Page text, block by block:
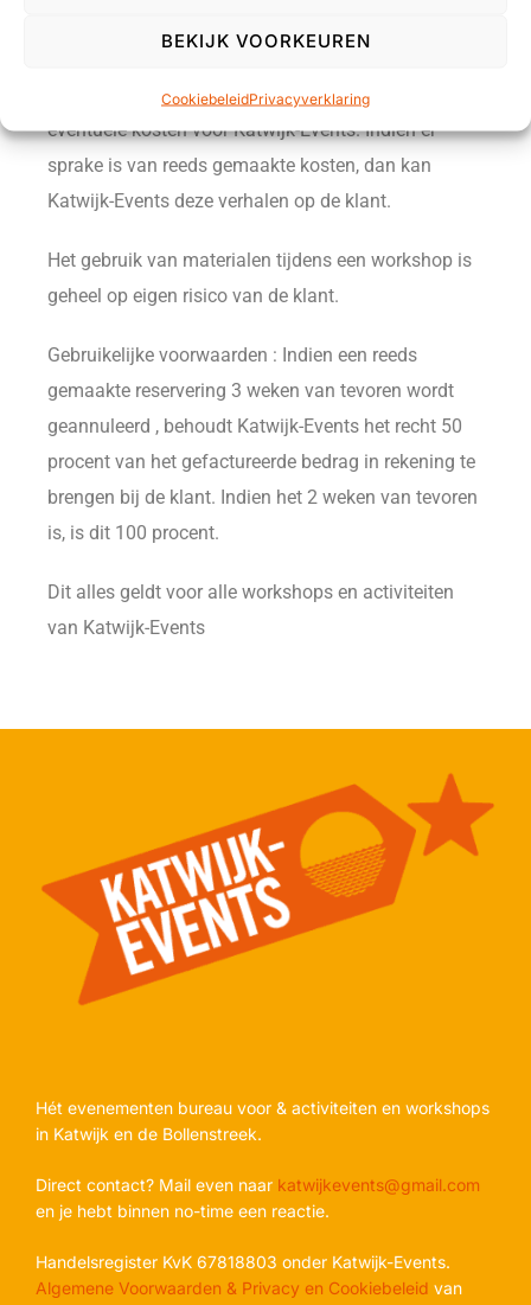
BEKIJK VOORKEUREN
CookiebeleidPrivacyverklaring
het recht de boeking ongedaan te maken zonder
eventuele kosten voor Katwijk-Events. Indien er
sprake is van reeds gemaakte kosten, dan kan
Katwijk-Events deze verhalen op de klant.
Het gebruik van materialen tijdens een workshop is
geheel op eigen risico van de klant.
Gebruikelijke voorwaarden : Indien een reeds
gemaakte reservering 3 weken van tevoren wordt
geannuleerd , behoudt Katwijk-Events het recht 50
procent van het gefactureerde bedrag in rekening te
brengen bij de klant. Indien het 2 weken van tevoren
is, is dit 100 procent.
Dit alles geldt voor alle workshops en activiteiten
van Katwijk-Events
Hét evenementen bureau voor & activiteiten en workshops
in Katwijk en de Bollenstreek.
Direct contact? Mail even naar katwijkevents@gmail.com
en je hebt binnen no-time een reactie.
Handelsregister KvK 67818803 onder Katwijk-Events.
Algemene Voorwaarden & Privacy en Cookiebeleid van